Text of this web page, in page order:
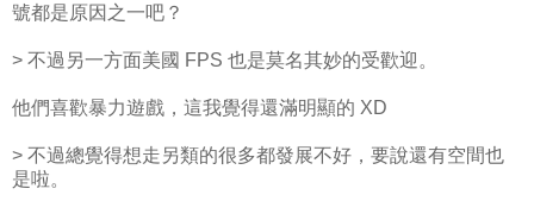
號都是原因之一吧？
> 不過另一方面美國 FPS 也是莫名其妙的受歡迎。
他們喜歡暴力遊戲，這我覺得還滿明顯的 XD
> 不過總覺得想走另類的很多都發展不好，要說還有空間也
是啦。